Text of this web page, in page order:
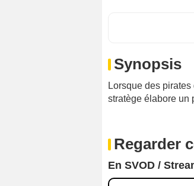
Synopsis
Lorsque des
stratège élabore un
Regarder
En SVOD /